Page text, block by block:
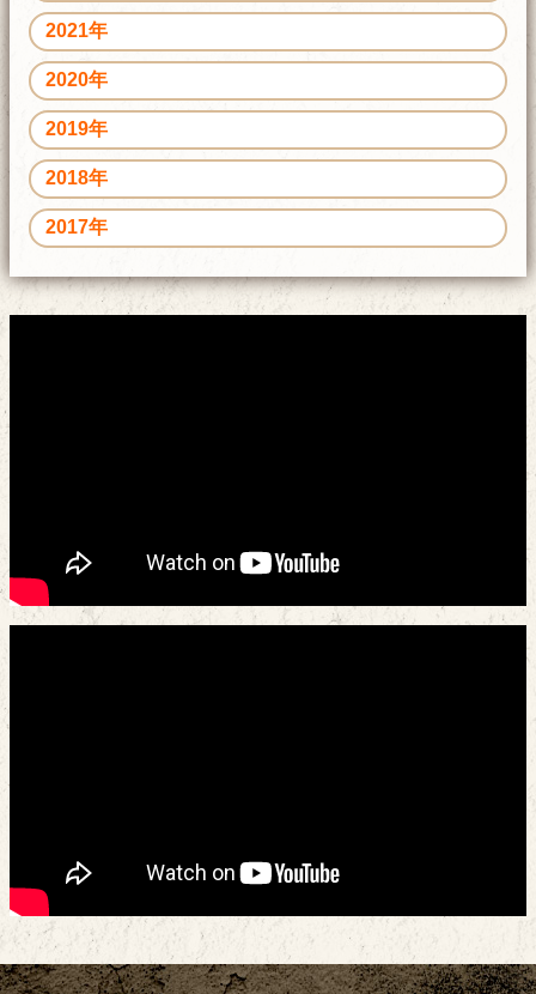
2021年
2020年
2019年
2018年
2017年